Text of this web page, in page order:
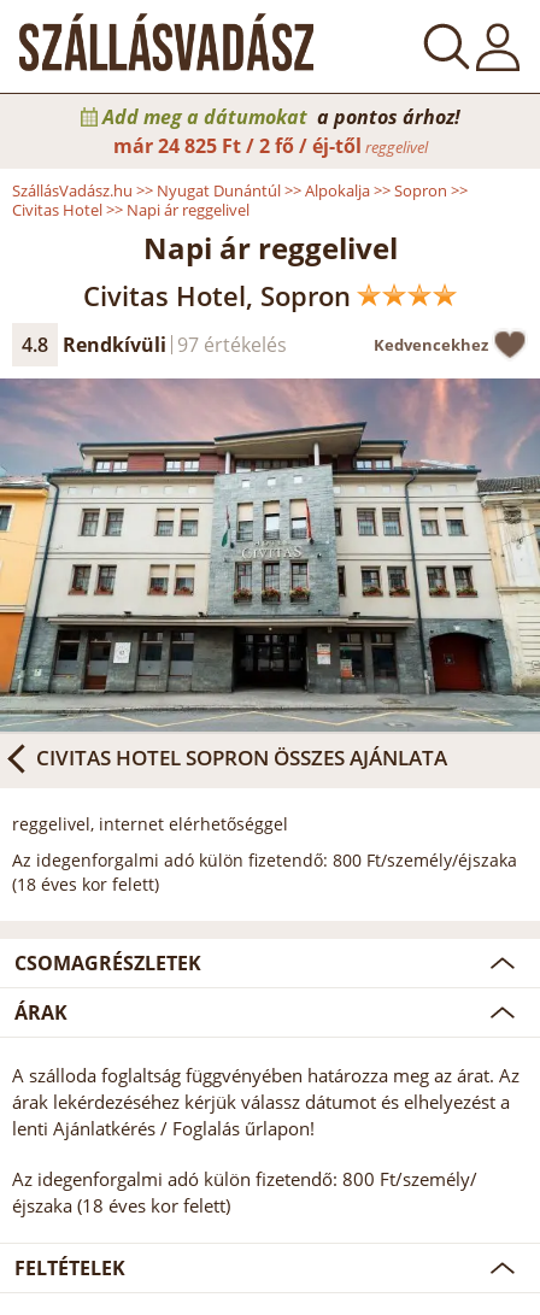
Add meg a dátumokat a pontos árhoz!
már24 825 Ft / 2 fő / éj-től reggelivel
SzállásVadász.hu >> Nyugat Dunántúl>>Alpokalja>>Sopron >>
Civitas Hotel>> Napi ár reggelivel
Napi ár reggelivel
Civitas Hotel, Sopron
4.8 Rendkívüli 97 értékelés Kedvencekhez
CIVITAS HOTEL SOPRON ÖSSZES AJÁNLATA
reggelivel, internet elérhetőséggel
Az idegenforgalmi adó külön fizetendő: 800 Ft/személy/éjszaka
(18 éves kor felett)
CSOMAGRÉSZLETEK
ÁRAK
A szálloda foglaltság függvényében határozza meg az árat. Az
árak lekérdezéséhez kérjük válassz dátumot és elhelyezést a
lenti Ajánlatkérés / Foglalás űrlapon!
Az idegenforgalmi adó külön fizetendő: 800 Ft/személy/
éjszaka (18 éves kor felett)
FELTÉTELEK